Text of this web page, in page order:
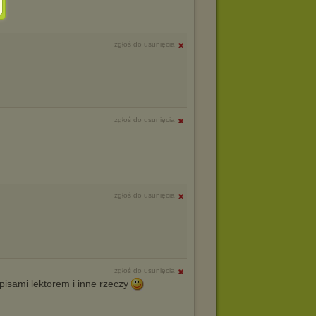
zgłoś do usunięcia
zgłoś do usunięcia
zgłoś do usunięcia
zgłoś do usunięcia
lektorem i inne rzeczy